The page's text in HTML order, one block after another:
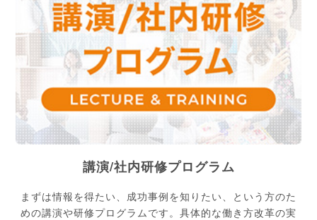
講演/社内研修プログラム
まずは情報を得たい、成功事例を知りたい、という方のた
めの講演や研修プログラムです。具体的な働き方改革の実